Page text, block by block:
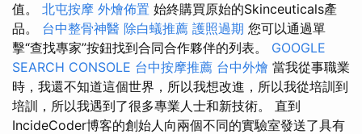
值。 北屯按摩 外燴佈置 始終購買原始的Skinceuticals產
品。 台中整骨神醫 除白蟻推薦 護照過期 您可以通過單
擊“查找專家”按鈕找到合同合作夥伴的列表。 GOOGLE
SEARCH CONSOLE 台中按摩推薦 台中外燴 當我從事職業
時，我還不知道這個世界，所以我想改進，所以我從培訓到
培訓，所以我遇到了很多專業人士和新技術。 直到
IncideCoder博客的創始人向兩個不同的實驗室發送了具有